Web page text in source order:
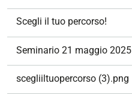
Scegli il tuo percorso!
Seminario 21 maggio 2025
scegliiltuopercorso (3).png